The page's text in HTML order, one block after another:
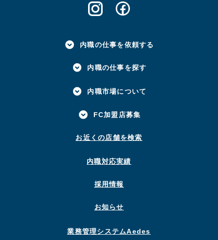
内職の仕事を依頼する
内職の仕事を探す
内職市場について
FC加盟店募集
お近くの店舗を検索
内職対応実績
採用情報
お知らせ
業務管理システムAedes